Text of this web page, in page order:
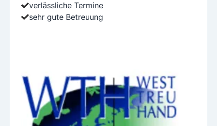
verlässliche Termine
sehr gute Betreuung